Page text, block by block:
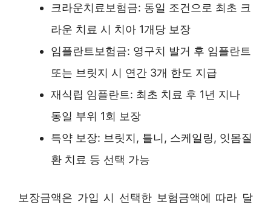
크라운치료보험금: 동일 조건으로 최초 크
라운 치료 시 치아 1개당 보장
임플란트보험금: 영구치 발거 후 임플란트
또는 브릿지 시 연간 3개 한도 지급
재식립 임플란트: 최초 치료 후 1년 지나
동일 부위 1회 보장
특약 보장: 브릿지, 틀니, 스케일링, 잇몸질
환 치료 등 선택 가능
보장금액은 가입 시 선택한 보험금액에 따라 달